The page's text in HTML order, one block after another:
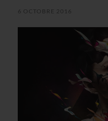
6 OCTOBRE 2016